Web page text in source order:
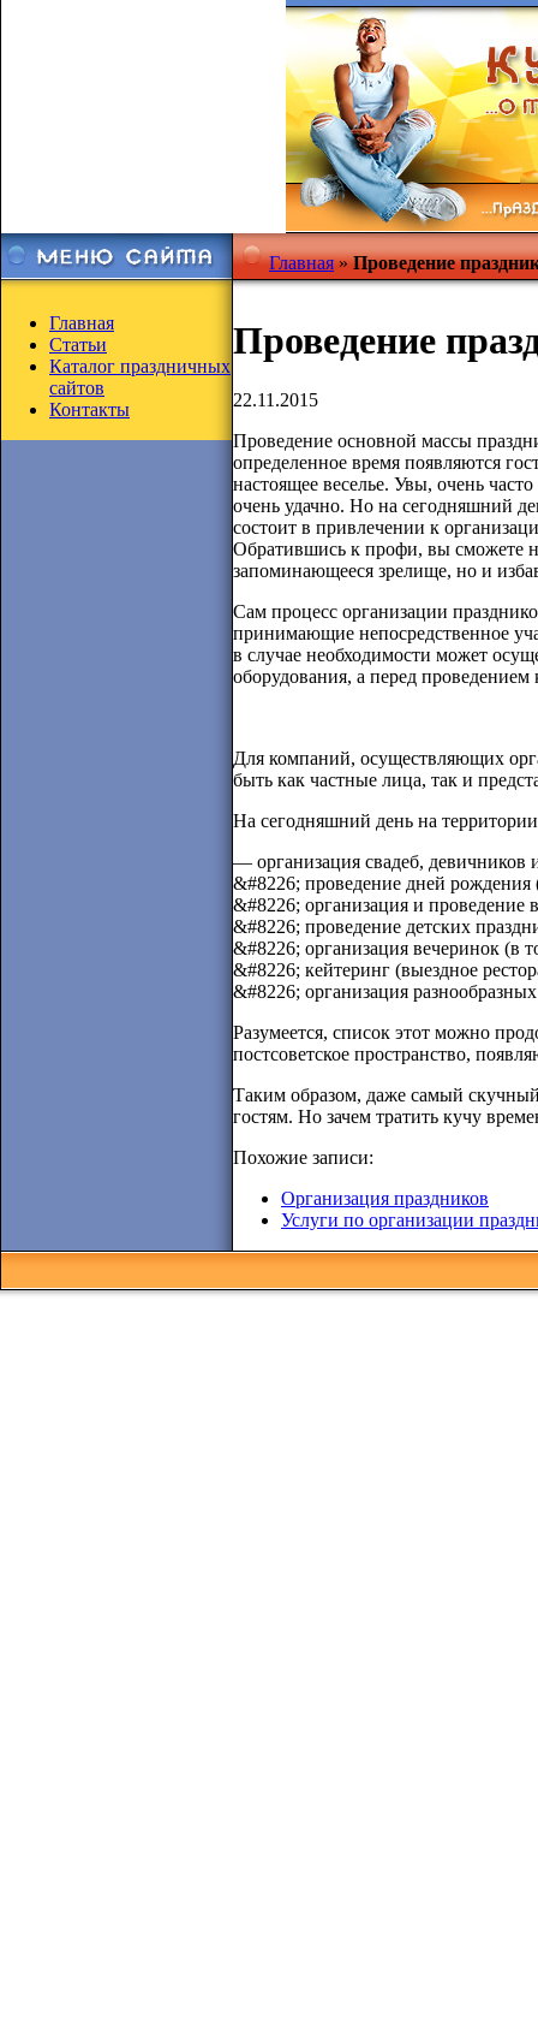
Главная
Статьи
Каталог праздничных
сайтов
Контакты
Главная»Проведение
Проведение
22.11.2015
Проведение основной массы
определенное время появляются
настоящее веселье. Увы, очень
очень удачно. Но на сегодняшний
состоит в привлечении к
Обратившись к профи, вы сможете
запоминающееся зрелище, но и
Сам процесс организации
принимающие непосредственное
в случае необходимости может
оборудования, а перед
Для компаний, осуществляющих
быть как частные лица, так и
На сегодняшний день на
— организация свадеб, девичников
&#8226; проведение дней рождения
&#8226; организация и проведение
&#8226; проведение детских
&#8226; организация вечеринок (в
&#8226; кейтеринг (выездное
&#8226; организация
Разумеется, список этот можно
постсоветское пространство,
Таким образом, даже самый
гостям. Но зачем тратить кучу
Похожие записи:
Организация праздников
Услуги по организации